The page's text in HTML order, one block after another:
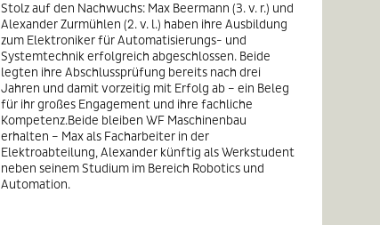
Stolz auf den Nachwuchs: Max Beermann (3. v. r.) und
Alexander Zurmühlen (2. v. l.) haben ihre Ausbildung
zum Elektroniker für Automatisierungs- und
Systemtechnik erfolgreich abgeschlossen. Beide
legten ihre Abschlussprüfung bereits nach drei
Jahren und damit vorzeitig mit Erfolg ab – ein Beleg
für ihr großes Engagement und ihre fachliche
Kompetenz.Beide bleiben WF Maschinenbau
erhalten – Max als Facharbeiter in der
Elektroabteilung, Alexander künftig als Werkstudent
neben seinem Studium im Bereich Robotics und
Automation.